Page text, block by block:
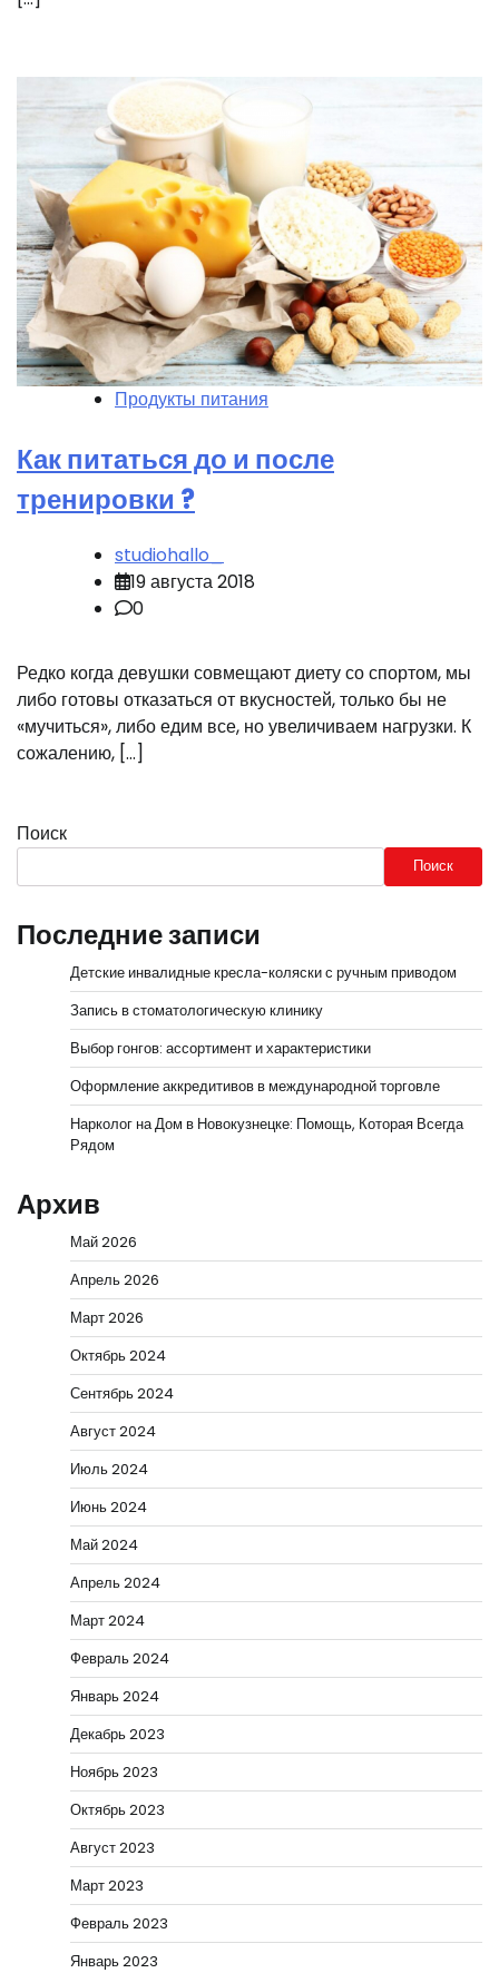
Продукты питания
Как питаться до и после
тренировки ?
studiohallo_
19 августа 2018
0
Редко когда девушки совмещают диету со спортом, мы
либо готовы отказаться от вкусностей, только бы не
«мучиться», либо едим все, но увеличиваем нагрузки. К
сожалению, […]
Поиск
Поиск
Последние записи
Детские инвалидные кресла-коляски с ручным приводом
Запись в стоматологическую клинику
Выбор гонгов: ассортимент и характеристики
Оформление аккредитивов в международной торговле
Нарколог на Дом в Новокузнецке: Помощь, Которая Всегда
Рядом
Архив
Май 2026
Апрель 2026
Март 2026
Октябрь 2024
Сентябрь 2024
Август 2024
Июль 2024
Июнь 2024
Май 2024
Апрель 2024
Март 2024
Февраль 2024
Январь 2024
Декабрь 2023
Ноябрь 2023
Октябрь 2023
Август 2023
Март 2023
Февраль 2023
Январь 2023